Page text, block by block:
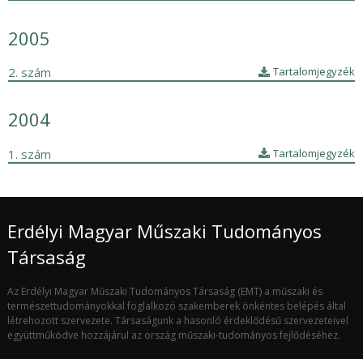
2005
2. szám Tartalomjegyzék
2004
1. szám Tartalomjegyzék
Erdélyi Magyar Műszaki Tudományos
Társaság
Az Erdélyi Magyar Műszaki Tudományos Társaság (EMT) a műszaki és
természettudományokkal foglalkozó szakemberek önkéntes belépés által
létrehozott szervezete. Társaságunk a hasonló érdeklődésű szervezeteivel
együttműködve hozzájárul az ország műszaki-tudományos fejlődéséhez.